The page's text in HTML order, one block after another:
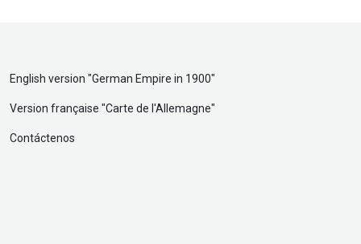
English version "German Empire in 1900"
Version française "Carte de l'Allemagne"
Contáctenos